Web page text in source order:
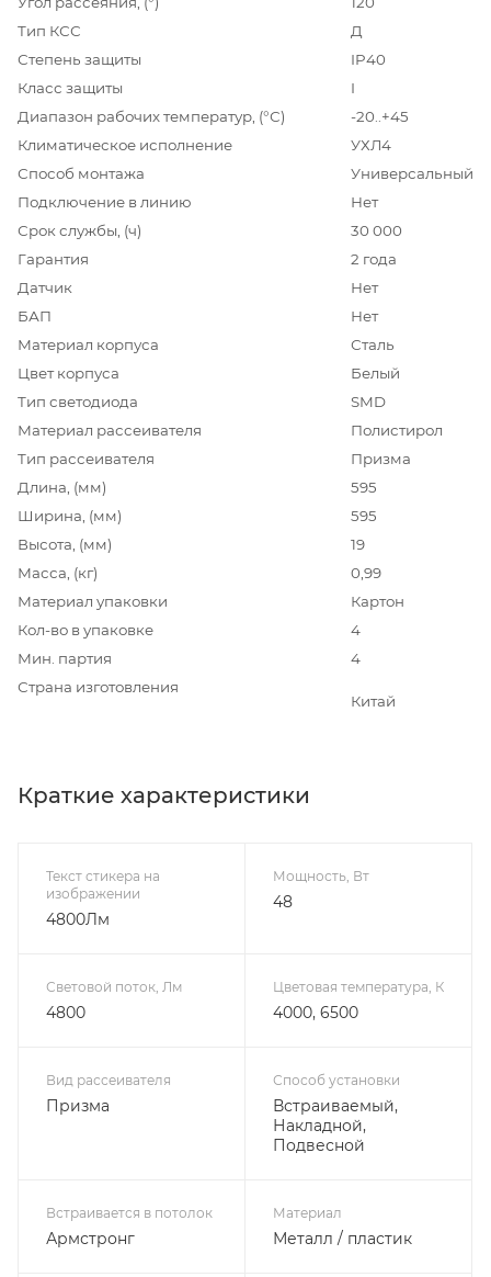
Тип КСС
Д
Степень защиты
IP40
Класс защиты
I
Диапазон рабочих температур, (°С)
-20..+45
Климатическое исполнение
УХЛ4
Способ монтажа
Универсальный
Подключение в линию
Нет
Срок службы, (ч)
30 000
Гарантия
2 года
Датчик
Нет
БАП
Нет
Материал корпуса
Сталь
Цвет корпуса
Белый
Тип светодиода
SMD
Материал рассеивателя
Полистирол
Тип рассеивателя
Призма
Длина, (мм)
595
Ширина, (мм)
595
Высота, (мм)
19
Масса, (кг)
0,99
Материал упаковки
Картон
Кол-во в упаковке
4
Мин. партия
4
Страна изготовления
Китай
Краткие характеристики
Текст стикера на
изображении
4800Лм
Мощность, Вт
48
Световой поток, Лм
4800
Цветовая температура, К
4000, 6500
Вид рассеивателя
Призма
Способ установки
Встраиваемый,
Накладной,
Подвесной
Встраивается в потолок
Армстронг
Материал
Металл / пластик